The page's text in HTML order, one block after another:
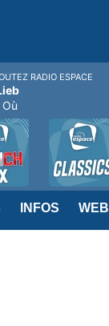
INFOS
RADIO ESPACE